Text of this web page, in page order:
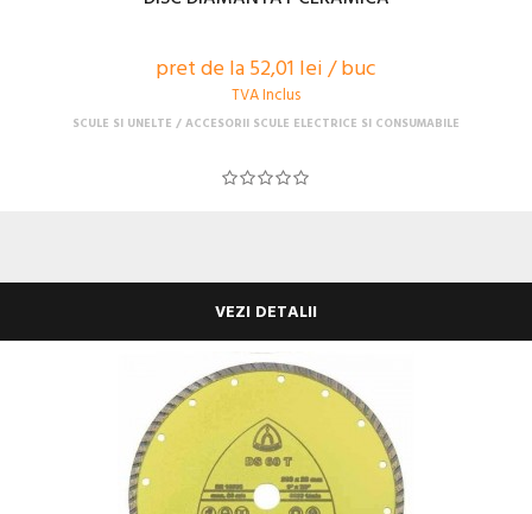
pret de la 52,01 lei / buc
TVA Inclus
SCULE SI UNELTE ACCESORII SCULE ELECTRICE SI CONSUMABILE
VEZI DETALII